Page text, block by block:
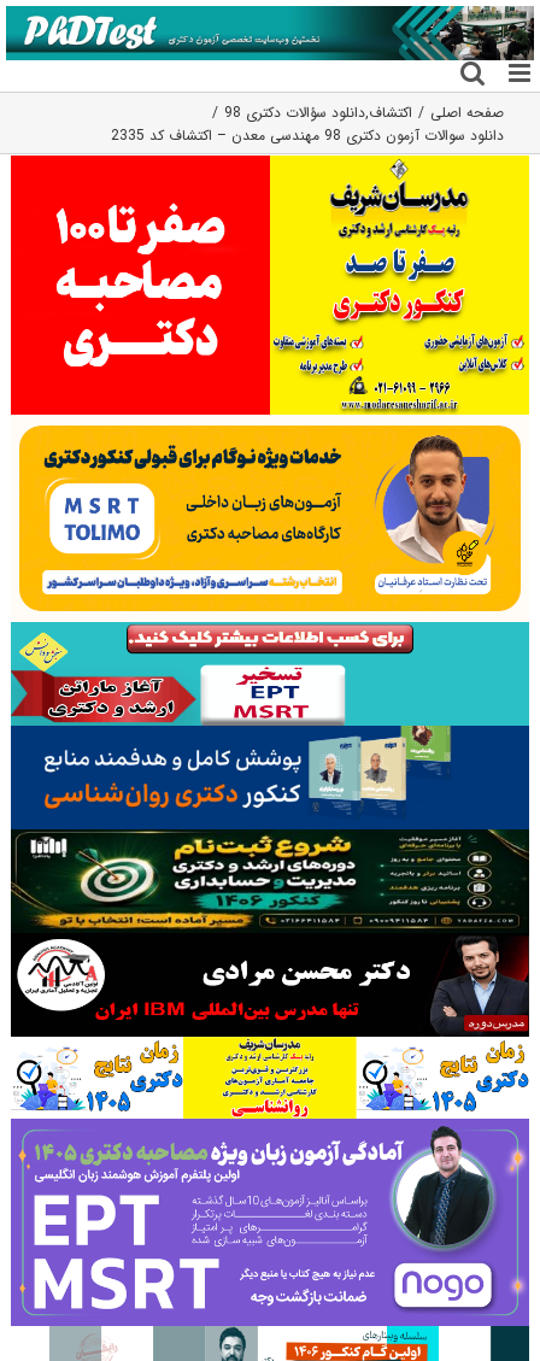
رفتن
به
محتوا
صفحه اصلی اکتشاف,دانلود سؤالات دکتری 98
دانلود سوالات آزمون دکتری 98 مهندسی معدن – اکتشاف کد 2335